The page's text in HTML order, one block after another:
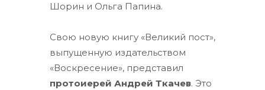
Шорин и Ольга Папина.
Свою новую книгу «Великий пост»,
выпущенную издательством
«Воскресение», представил
протоиерей Андрей Ткачев. Это